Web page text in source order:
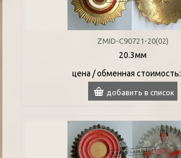
ZMID-C90721-20(02)
20.3мм
цена / oбменная стоимость:
добавить в список